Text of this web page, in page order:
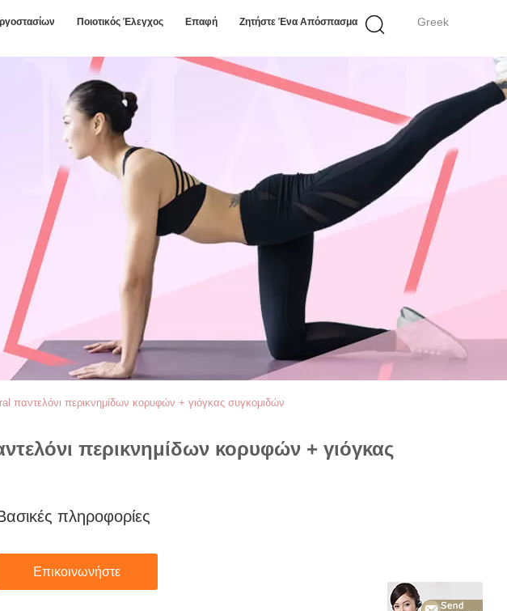
Greek
Ποιοτικός Έλεγχος Επαφή Ζητήστε Ένα Απόσπασμα
παντελόνι περικνημίδων κορυφών + γιόγκας συγκομιδών
περικνημίδων κορυφών + γιόγκας
πληροφορίες
Επικοινωνήστε